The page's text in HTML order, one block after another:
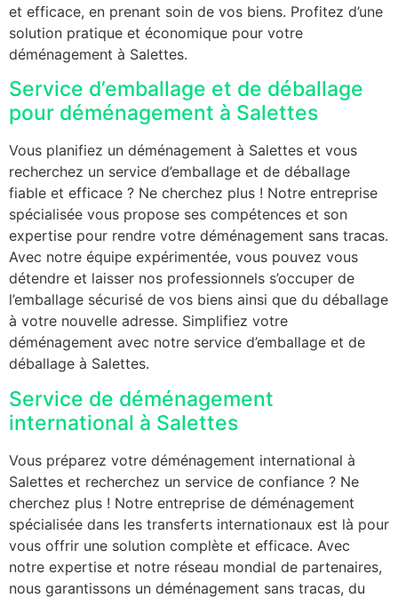
et efficace, en prenant soin de vos biens. Profitez d’une
solution pratique et économique pour votre
déménagement à Salettes.
Service d’emballage et de déballage
pour déménagement à Salettes
Vous planifiez un déménagement à Salettes et vous
recherchez un service d’emballage et de déballage
fiable et efficace ? Ne cherchez plus ! Notre entreprise
spécialisée vous propose ses compétences et son
expertise pour rendre votre déménagement sans tracas.
Avec notre équipe expérimentée, vous pouvez vous
détendre et laisser nos professionnels s’occuper de
l’emballage sécurisé de vos biens ainsi que du déballage
à votre nouvelle adresse. Simplifiez votre
déménagement avec notre service d’emballage et de
déballage à Salettes.
Service de déménagement
international à Salettes
Vous préparez votre déménagement international à
Salettes et recherchez un service de confiance ? Ne
cherchez plus ! Notre entreprise de déménagement
spécialisée dans les transferts internationaux est là pour
vous offrir une solution complète et efficace. Avec
notre expertise et notre réseau mondial de partenaires,
nous garantissons un déménagement sans tracas, du